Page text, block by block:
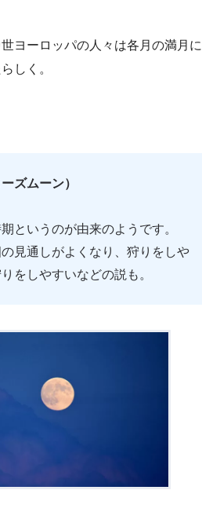
ヨーロッパの人々は各月の満月に
しく。
ズムーン）
というのが由来のようです。
見通しがよくなり、狩りをしや
をしやすいなどの説も。